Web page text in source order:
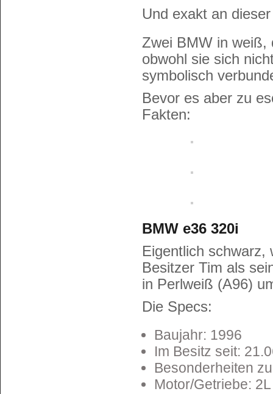
Und exakt an
Zwei BMW in weiß,
obwohl sie sich
symbolisch
Bevor es aber zu
Fakten:
BMW e36 320i
Eigentlich schwarz,
Besitzer Tim als
in Perlweiß (A96)
Die Specs:
Baujahr: 1996
Im Besitz seit:
Besonderheiten
Motor/Getriebe: